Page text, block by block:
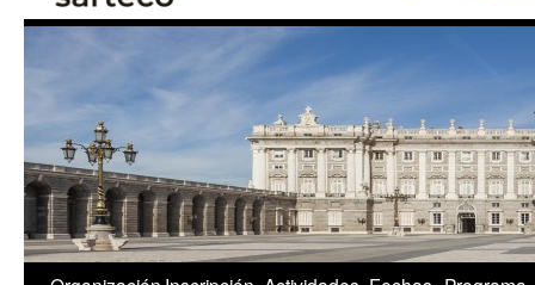
1/5
Palacio Real